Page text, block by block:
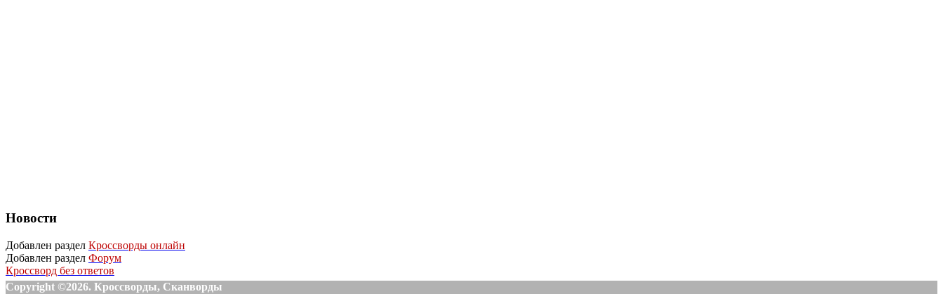
Новости
Добавлен раздел Кроссворды онлайн
Добавлен раздел Форум
Кроссворд без ответов
Copyright ©2026. Кроссворды, Сканворды